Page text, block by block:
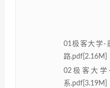
01极客大学-
路.pdf[2.16M]
02极客大
系.pdf[3.19M]